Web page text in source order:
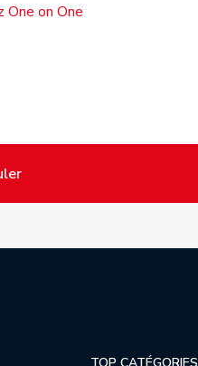
One on One
TOP CATÉGORIES